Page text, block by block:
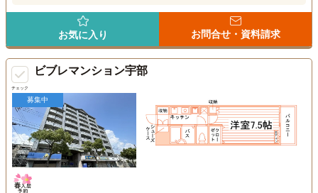
お気に入り お問合せ・資料請求
チェック
ビブレマンション宇部
募集中